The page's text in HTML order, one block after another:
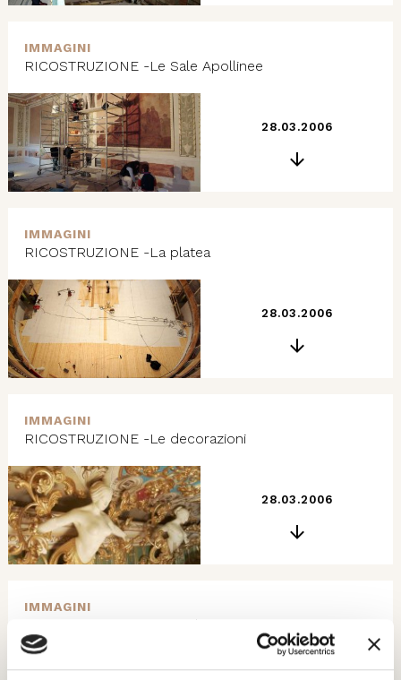
IMMAGINI
RICOSTRUZIONE -Le Sale Apollinee
28.03.2006
IMMAGINI
RICOSTRUZIONE -La platea
28.03.2006
IMMAGINI
RICOSTRUZIONE -Le decorazioni
28.03.2006
IMMAGINI
RICOSTRUZIONE -Una colonnina